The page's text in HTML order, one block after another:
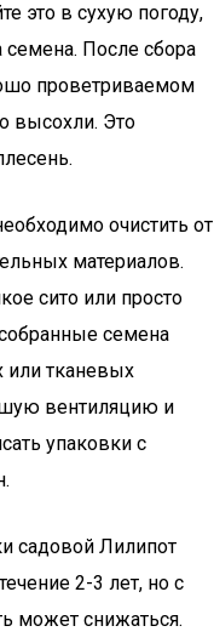
это в сухую погоду,
семена. После сбора
проветриваемом
высохли. Это
очистить от
материалов.
сито или просто
семена
или тканевых
вентиляцию и
упаковки с
садовой Лилипот
2-3 лет, но с
может снижаться.